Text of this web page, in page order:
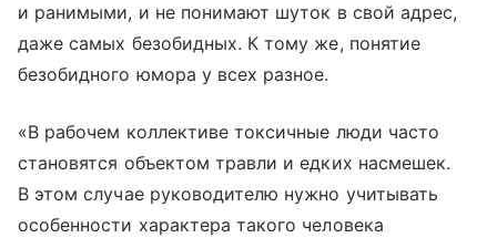
и ранимыми, и не понимают шуток в свой адрес,
даже самых безобидных. К тому же, понятие
безобидного юмора у всех разное.
«В рабочем коллективе токсичные люди часто
становятся объектом травли и едких насмешек.
В этом случае руководителю нужно учитывать
особенности характера такого человека